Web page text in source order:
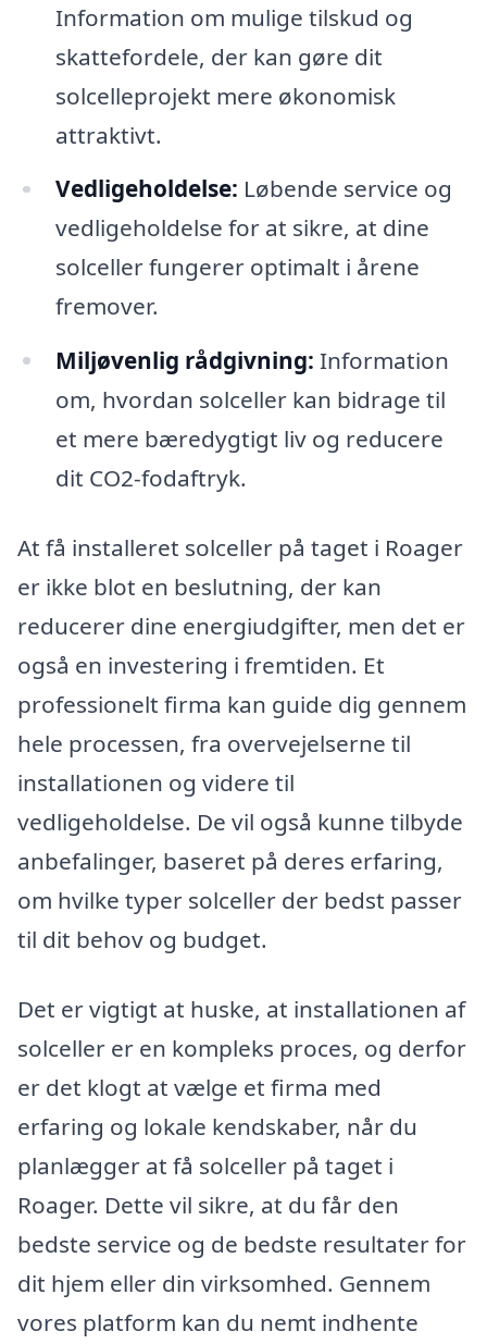
Information om mulige tilskud og
skattefordele, der kan gøre dit
solcelleprojekt mere økonomisk
attraktivt.
Vedligeholdelse: Løbende service og
vedligeholdelse for at sikre, at dine
solceller fungerer optimalt i årene
fremover.
Miljøvenlig rådgivning: Information
om, hvordan solceller kan bidrage til
et mere bæredygtigt liv og reducere
dit CO2-fodaftryk.
At få installeret solceller på taget i Roager
er ikke blot en beslutning, der kan
reducerer dine energiudgifter, men det er
også en investering i fremtiden. Et
professionelt firma kan guide dig gennem
hele processen, fra overvejelserne til
installationen og videre til
vedligeholdelse. De vil også kunne tilbyde
anbefalinger, baseret på deres erfaring,
om hvilke typer solceller der bedst passer
til dit behov og budget.
Det er vigtigt at huske, at installationen af
solceller er en kompleks proces, og derfor
er det klogt at vælge et firma med
erfaring og lokale kendskaber, når du
planlægger at få solceller på taget i
Roager. Dette vil sikre, at du får den
bedste service og de bedste resultater for
dit hjem eller din virksomhed. Gennem
vores platform kan du nemt indhente